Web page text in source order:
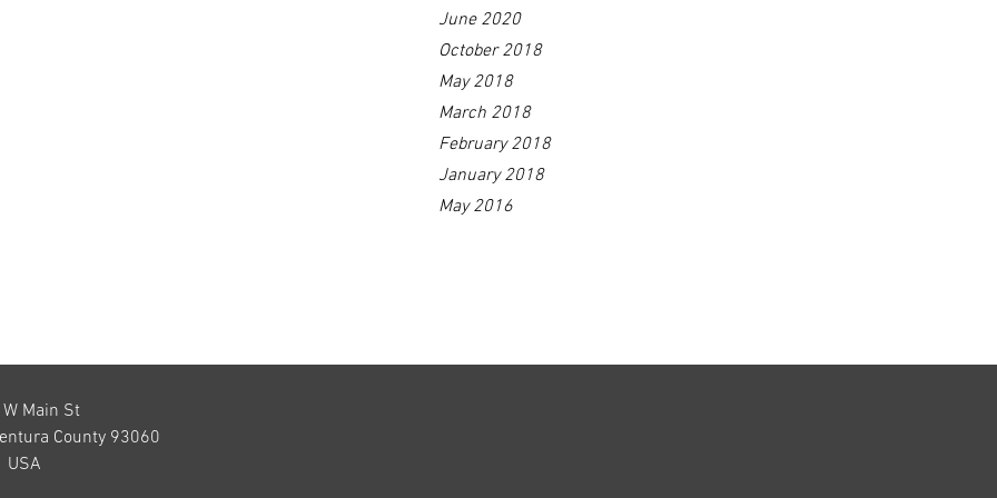
June 2020
October 2018
May 2018
March 2018
February 2018
January 2018
May 2016
Main St
County 93060
USA